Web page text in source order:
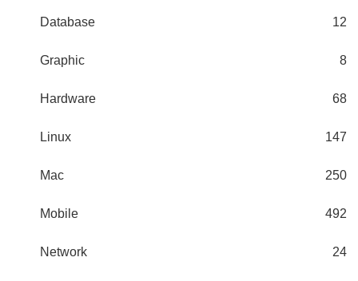
Database 12
Graphic 8
Hardware 68
Linux 147
Mac 250
Mobile 492
Network 24